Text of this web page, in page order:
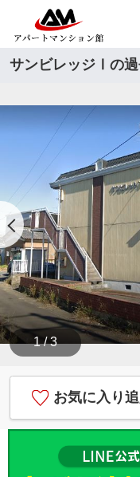
サンビレッジⅠの
1 / 3
お気に入り